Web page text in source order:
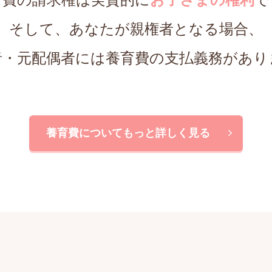
そして、あなたが親権者となる場合、
元配偶者には養育費の支払義務があ
養育費についてもっと詳しく見る